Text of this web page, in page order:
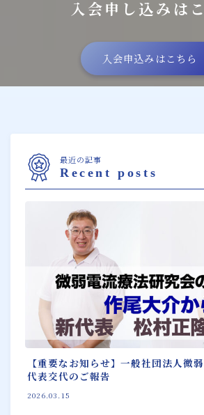
入会申し込みは
入会申込みはこちら
最近の記事
Recent posts
【重要なお知らせ】一般社団法人微
代表交代のご報告
2026.03.15